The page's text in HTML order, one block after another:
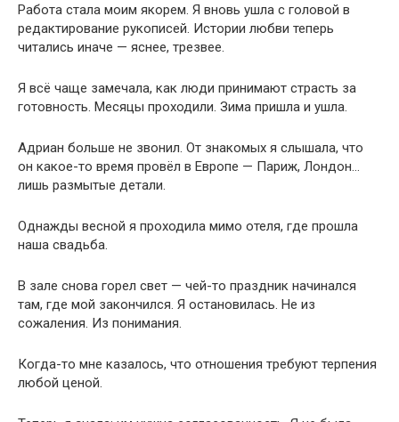
Работа стала моим якорем. Я вновь ушла с головой в
редактирование рукописей. Истории любви теперь
читались иначе — яснее, трезвее.
Я всё чаще замечала, как люди принимают страсть за
готовность. Месяцы проходили. Зима пришла и ушла.
Адриан больше не звонил. От знакомых я слышала, что
он какое-то время провёл в Европе — Париж, Лондон…
лишь размытые детали.
Однажды весной я проходила мимо отеля, где прошла
наша свадьба.
В зале снова горел свет — чей-то праздник начинался
там, где мой закончился. Я остановилась. Не из
сожаления. Из понимания.
Когда-то мне казалось, что отношения требуют терпения
любой ценой.